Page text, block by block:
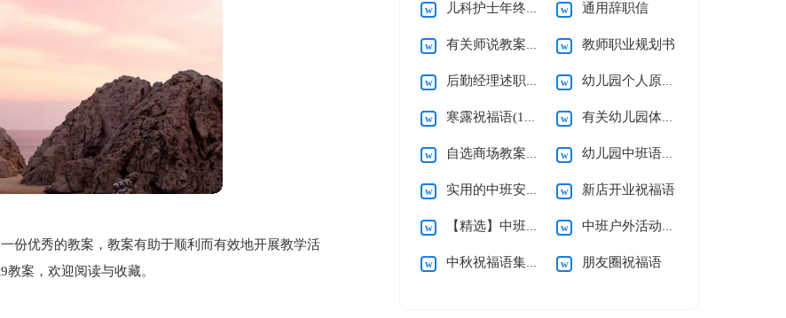
份优秀的教案，教案有助于顺利而有效地开展教学活
案，欢迎阅读与收藏。
儿科护士年终述职报告 通用辞职信
有关师说教案模板合集八篇 教师职业规划书
后勤经理述职报告 幼儿园个人原因辞职信
寒露祝福语(15篇) 有关幼儿园体育活动教案范文
自选商场教案汇总十篇 幼儿园中班语言教案15篇
实用的中班安全教案模板汇总8篇 新店开业祝福语
【精选】中班户外活动教案四篇 中班户外活动教案优秀
中秋祝福语集合15篇 朋友圈祝福语